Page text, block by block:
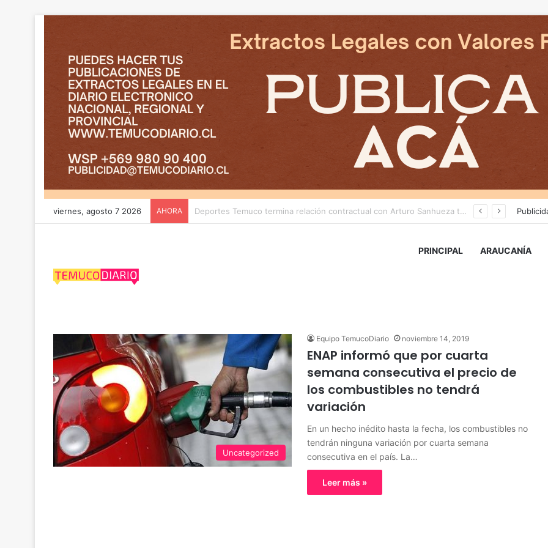
viernes, agosto 7 2026 AHORA Cámaras municipales de Temuco detectaron la comercialización de tonelada y media de mercadería asiática ilegal
PRINCIPAL ARAUCANÍA
tendrá variación
Uncategorized
Equipo TemucoDiario noviembre 14, 2019
ENAP informó que por cuarta
semana consecutiva el precio de
los combustibles no tendrá
variación
En un hecho inédito hasta la fecha, los combustibles no
tendrán ninguna variación por cuarta semana
consecutiva en el país. La…
Leer más »